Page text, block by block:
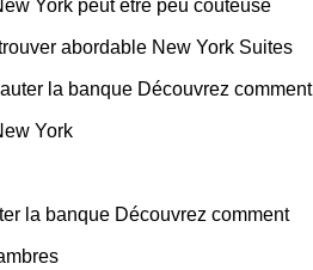
York peut être peu coûteuse
abordable New York Suites
la banque Découvrez comment
York
la banque Découvrez comment